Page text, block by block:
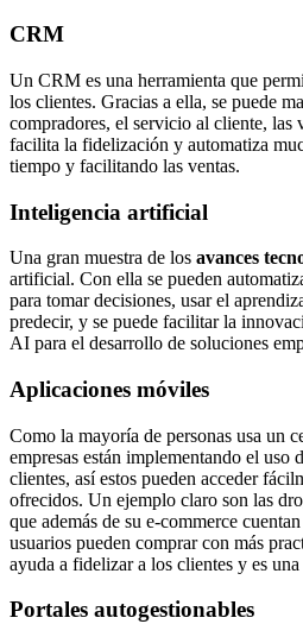
CRM
Un CRM es una herramienta que
los clientes. Gracias a ella, se puede
compradores, el servicio al cliente, las
facilita la fidelización y automatiza
tiempo y facilitando las ventas.
Inteligencia artificial
Una gran muestra de los avances
artificial. Con ella se pueden
para tomar decisiones, usar el
predecir, y se puede facilitar la
AI para el desarrollo de soluciones
Aplicaciones móviles
Como la mayoría de personas usa un
empresas están implementando el uso
clientes, así estos pueden acceder
ofrecidos. Un ejemplo claro son las
que además de su e-commerce
usuarios pueden comprar con más
ayuda a fidelizar a los clientes y es
Portales autogestionables